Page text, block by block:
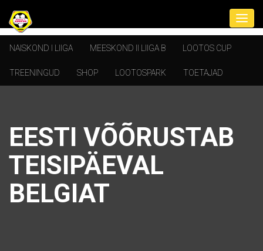
NAISKOND I LIIGA MEESKOND II LIIGA B LOOTOS CUP
TREENINGUD SHOP LOOTOSPARK TOETAJAD
EESTI VÕÕRUSTAB
TEISIPÄEVAL
BELGIAT